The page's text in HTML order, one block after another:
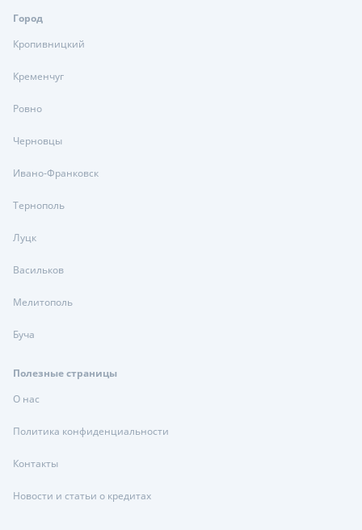
Город
Кропивницкий
Кременчуг
Ровно
Черновцы
Ивано-Франковск
Тернополь
Луцк
Васильков
Мелитополь
Буча
Полезные страницы
О нас
Политика конфиденциальности
Контакты
Новости и статьи о кредитах